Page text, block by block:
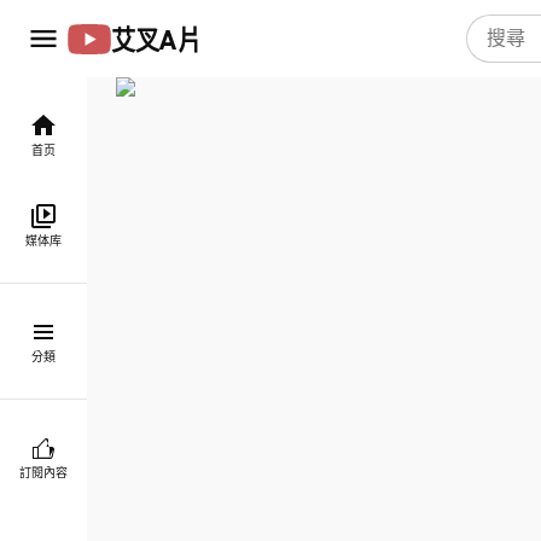
艾叉A片
首页
媒体库
分類
訂閱內容